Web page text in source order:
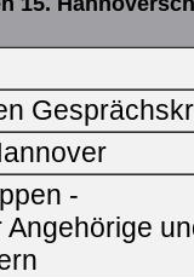
-
Angehörige